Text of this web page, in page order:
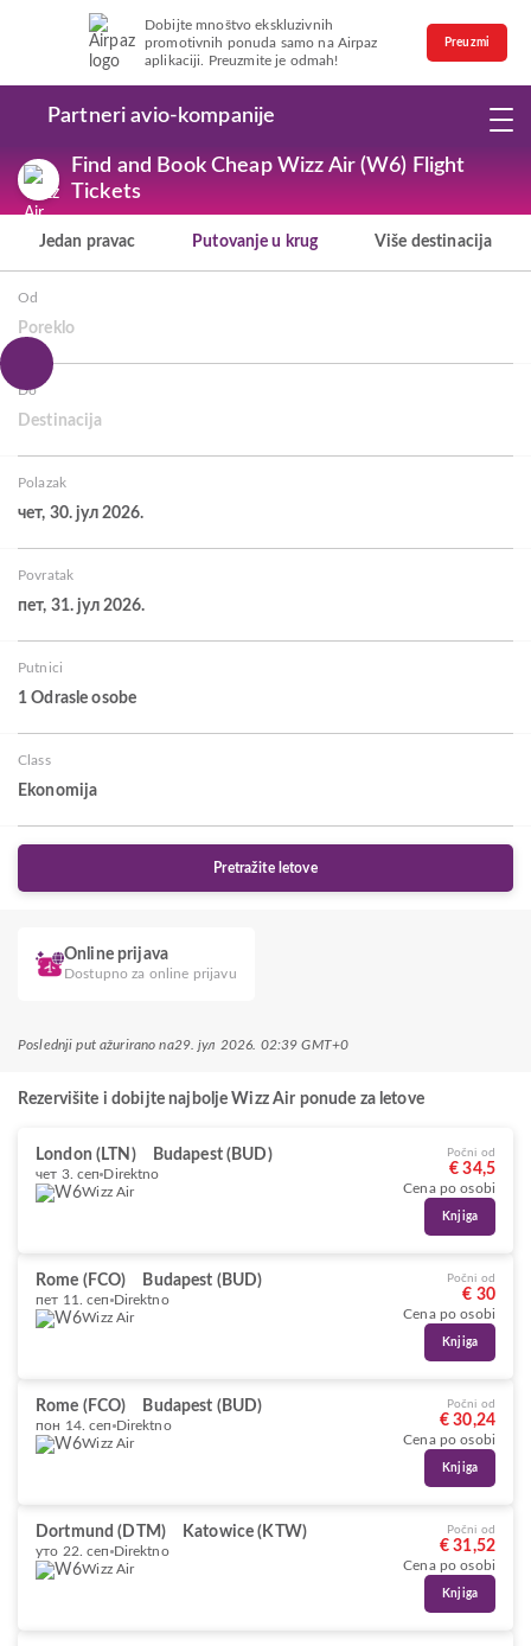
Dobijte mnoštvo ekskluzivnih
promotivnih ponuda samo na Airpaz
aplikaciji. Preuzmite je odmah!
Preuzmi
Partneri avio-kompanije
Find and Book Cheap Wizz Air (W6) Flight
Tickets
Jedan pravac Putovanje u krug Više destinacija
Od
Poreklo
Do
Destinacija
Polazak
чет, 30. јул 2026.
Povratak
пет, 31. јул 2026.
Putnici
1 Odrasle osobe
Class
Ekonomija
Pretražite letove
Online prijava
Dostupno za online prijavu
Poslednji put ažurirano na29. јул 2026. 02:39 GMT+0
Rezervišite i dobijte najbolje Wizz Air ponude za letove
London (LTN) Budapest (BUD)
чет 3. сеп Direktno
Wizz Air
Počni od
€ 34,5
Cena po osobi
Knjiga
Rome (FCO) Budapest (BUD)
пет 11. сеп Direktno
Wizz Air
Počni od
€ 30
Cena po osobi
Knjiga
Rome (FCO) Budapest (BUD)
пон 14. сеп Direktno
Wizz Air
Počni od
€ 30,24
Cena po osobi
Knjiga
Dortmund (DTM) Katowice (KTW)
уто 22. сеп Direktno
Wizz Air
Počni od
€ 31,52
Cena po osobi
Knjiga